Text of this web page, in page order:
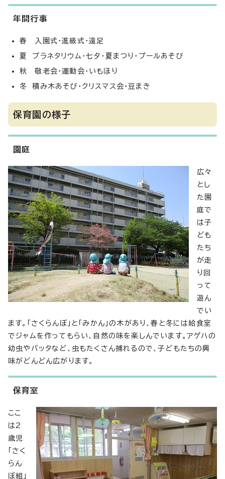
年間行事
春 入園式・進級式・遠足
夏 プラネタリウム・七夕・夏まつり・プールあそび
秋 敬老会・運動会・いもほり
冬 積み木あそび・クリスマス会・豆まき
保育園の様子
園庭
広々
とし
た園
庭で
は子
ども
たち
が走
り回
って
遊ん
でい
ます。「さくらんぼ」と「みかん」の木があり、春と冬には給食室
でジャムを作ってもらい、自然の味を楽しんでいます。アゲハの
幼虫やバッタなど、虫もたくさん捕れるので、子どもたちの興
味がどんどん広がります。
保育室
ここ
は2
歳児
「さく
らん
ぼ組」